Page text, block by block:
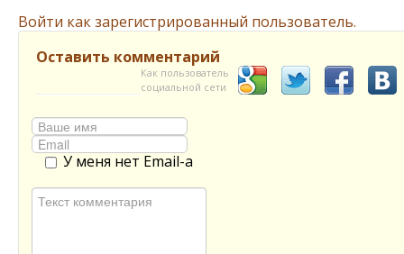
Войти как зарегистрированный пользователь.
Оставить комментарий
Как пользователь
социальной сети
У меня нет Email-а